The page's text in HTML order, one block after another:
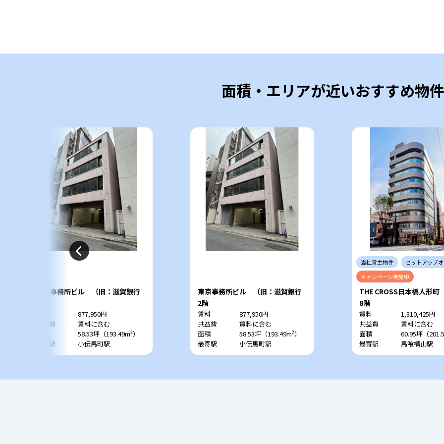
面積・エリアが近いおすすめ物件
東京事務所ビル （旧：滋賀銀行
東京事務所ビル）
877,950円
共益費
賃料に含む
58.53坪（193.49m²）
最寄駅
小伝馬町駅
東京事務所ビル （旧：滋賀銀行
東京事務所ビル）
2階
賃料
877,950円
共益費
賃料に含む
面積
58.53坪（193.49m²）
最寄駅
小伝馬町駅
当社貸主物件 セットアップ
キャンペーン実施中
THE CROSS日本橋人形町
8階
賃料
1,310,425円
共益費
賃料に含む
面積
60.95坪（
最寄駅
馬喰横山駅